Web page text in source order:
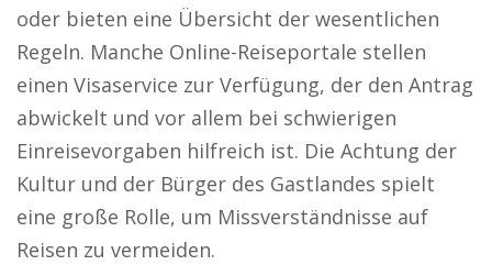
oder bieten eine Übersicht der wesentlichen
Regeln. Manche Online-Reiseportale stellen
einen Visaservice zur Verfügung, der den Antrag
abwickelt und vor allem bei schwierigen
Einreisevorgaben hilfreich ist. Die Achtung der
Kultur und der Bürger des Gastlandes spielt
eine große Rolle, um Missverständnisse auf
Reisen zu vermeiden.